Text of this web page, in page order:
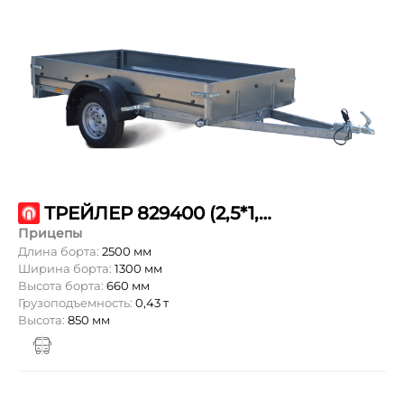
ТРЕЙЛЕР 829400 (2,5*1,3 ТОВАРИЩ)
Прицепы
Длина борта: 2500 мм
Ширина борта: 1300 мм
Высота борта: 660 мм
Грузоподъемность: 0,43 т
Высота: 850 мм